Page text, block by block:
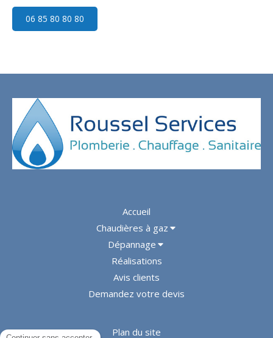
06 85 80 80 80
Accueil
Chaudières à gaz
Dépannage
Réalisations
Avis clients
Demandez votre devis
Plan du site